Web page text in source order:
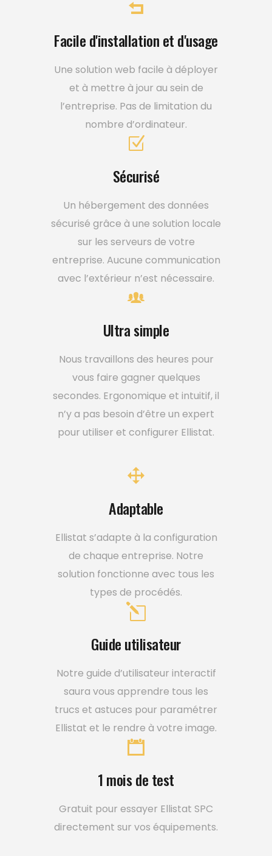
Facile d'installation et d'usage
Une solution web facile à déployer
et à mettre à jour au sein de
l’entreprise. Pas de limitation du
nombre d’ordinateur.
Sécurisé
Un hébergement des données
sécurisé grâce à une solution locale
sur les serveurs de votre
entreprise. Aucune communication
avec l’extérieur n’est nécessaire.
Ultra simple
Nous travaillons des heures pour
vous faire gagner quelques
secondes. Ergonomique et intuitif, il
n’y a pas besoin d’être un expert
pour utiliser et configurer Ellistat.
Adaptable
Ellistat s’adapte à la configuration
de chaque entreprise. Notre
solution fonctionne avec tous les
types de procédés.
Guide utilisateur
Notre guide d’utilisateur interactif
saura vous apprendre tous les
trucs et astuces pour paramétrer
Ellistat et le rendre à votre image.
1 mois de test
Gratuit pour essayer Ellistat SPC
directement sur vos équipements.